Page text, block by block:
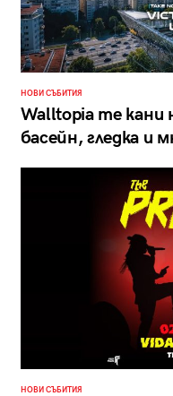
НОВИ СЪБИТИЯ
Walltopia те кани
басейн, гледка и
НОВИ СЪБИТИЯ